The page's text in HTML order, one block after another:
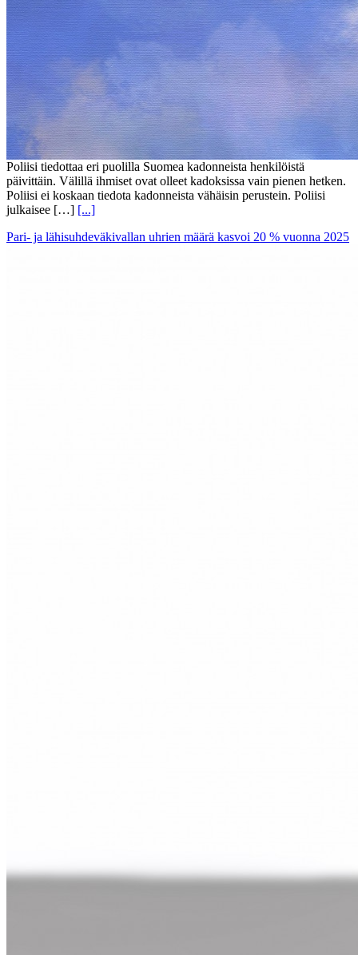
Poliisi tiedottaa eri puolilla Suomea kadonneista henkilöistä
päivittäin. Välillä ihmiset ovat olleet kadoksissa vain pienen hetken.
Poliisi ei koskaan tiedota kadonneista vähäisin perustein. Poliisi
julkaisee […] [...]
Pari- ja lähisuhdeväkivallan uhrien määrä kasvoi 20 % vuonna 2025